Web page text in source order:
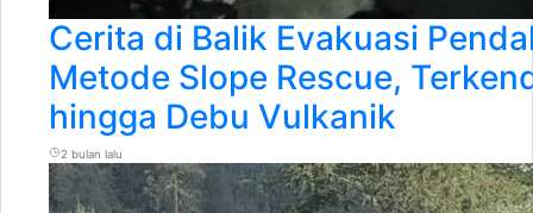
Cerita di Balik Evakuasi
Metode Slope Rescue,
hingga Debu Vulkanik
2 bulan lalu